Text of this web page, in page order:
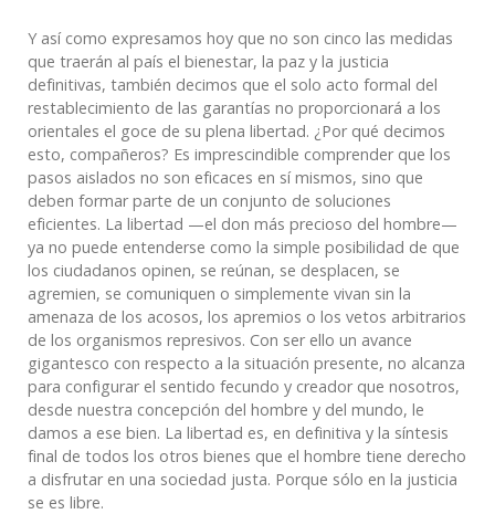
Y así como expresamos hoy que no son cinco las medidas
que traerán al país el bienestar, la paz y la justicia
definitivas, también decimos que el solo acto formal del
restablecimiento de las garantías no proporcionará a los
orientales el goce de su plena libertad. ¿Por qué decimos
esto, compañeros? Es imprescindible comprender que los
pasos aislados no son eficaces en sí mismos, sino que
deben formar parte de un conjunto de soluciones
eficientes. La libertad —el don más precioso del hombre—
ya no puede entenderse como la simple posibilidad de que
los ciudadanos opinen, se reúnan, se desplacen, se
agremien, se comuniquen o simplemente vivan sin la
amenaza de los acosos, los apremios o los vetos arbitrarios
de los organismos represivos. Con ser ello un avance
gigantesco con respecto a la situación presente, no alcanza
para configurar el sentido fecundo y creador que nosotros,
desde nuestra concepción del hombre y del mundo, le
damos a ese bien. La libertad es, en definitiva y la síntesis
final de todos los otros bienes que el hombre tiene derecho
a disfrutar en una sociedad justa. Porque sólo en la justicia
se es libre.